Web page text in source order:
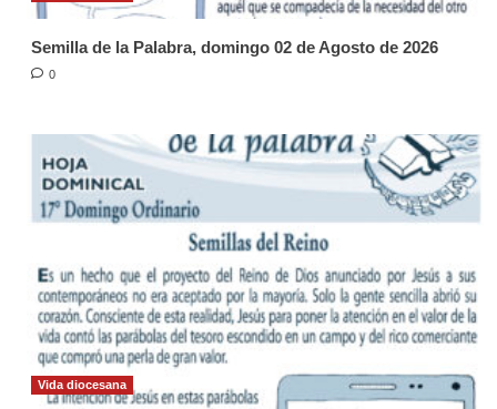
Semilla de la Palabra, domingo 02 de Agosto de 2026
0
Vida diocesana